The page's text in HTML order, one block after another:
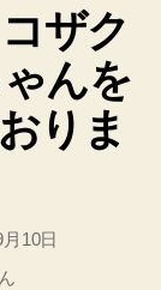
ザク
んを
りま
10日